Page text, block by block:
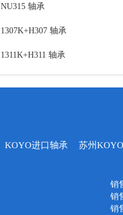
NU315 轴承
1307K+H307 轴承
1311K+H311 轴承
KOYO进口轴承 苏州
销
销
销